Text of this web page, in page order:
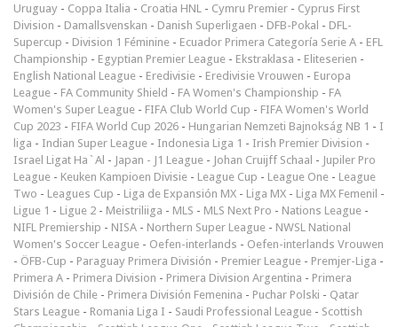
Uruguay - Coppa Italia - Croatia HNL - Cymru Premier - Cyprus First
Division - Damallsvenskan - Danish Superligaen - DFB-Pokal - DFL-
Supercup - Division 1 Féminine - Ecuador Primera Categoría Serie A - EFL
Championship - Egyptian Premier League - Ekstraklasa - Eliteserien -
English National League - Eredivisie - Eredivisie Vrouwen - Europa
League - FA Community Shield - FA Women's Championship - FA
Women's Super League - FIFA Club World Cup - FIFA Women's World
Cup 2023 - FIFA World Cup 2026 - Hungarian Nemzeti Bajnokság NB 1 - I
liga - Indian Super League - Indonesia Liga 1 - Irish Premier Division -
Israel Ligat Ha`Al - Japan - J1 League - Johan Cruijff Schaal - Jupiler Pro
League - Keuken Kampioen Divisie - League Cup - League One - League
Two - Leagues Cup - Liga de Expansión MX - Liga MX - Liga MX Femenil -
Ligue 1 - Ligue 2 - Meistriliiga - MLS - MLS Next Pro - Nations League -
NIFL Premiership - NISA - Northern Super League - NWSL National
Women's Soccer League - Oefen-interlands - Oefen-interlands Vrouwen
- ÖFB-Cup - Paraguay Primera División - Premier League - Premjer-Liga -
Primera A - Primera Division - Primera Division Argentina - Primera
División de Chile - Primera División Femenina - Puchar Polski - Qatar
Stars League - Romania Liga I - Saudi Professional League - Scottish